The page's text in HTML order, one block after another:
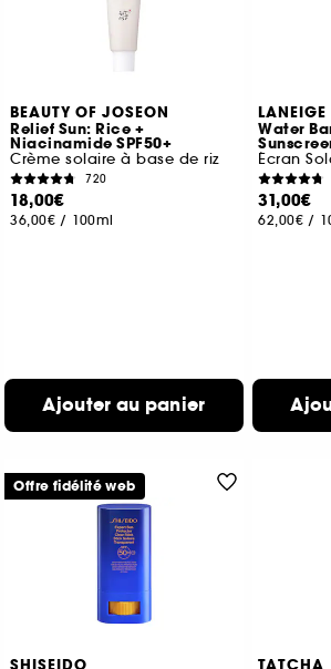
BEAUTY OF JOSEON
Relief Sun: Rice +
Niacinamide SPF50+
Crème solaire à base de riz
720
18,00€
36,00€ / 100ml
Ajouter au panier
LANEIGE
Water
Écran
31,00€
62,00€ /
Offre fidélité web